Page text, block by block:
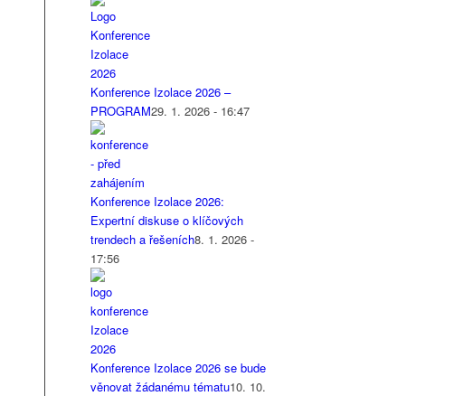
Konference Izolace 2026 –
PROGRAM29. 1. 2026 - 16:47
Konference Izolace 2026:
Expertní diskuse o klíčových
trendech a řešeních8. 1. 2026 -
17:56
Konference Izolace 2026 se bude
věnovat žádanému tématu10. 10.